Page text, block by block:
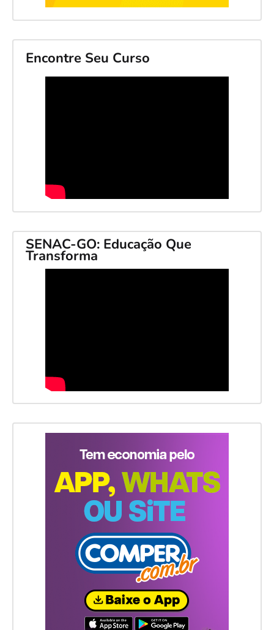
Encontre Seu Curso
SENAC-GO: Educação Que
Transforma